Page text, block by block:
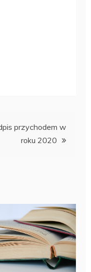
przychodem w
roku 2020